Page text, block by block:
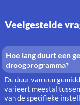
Veelgestelde
Hoe lang duurt een gemiddeld non-stop was-
droogprogramma?
De duur van een
varieert meestal
van de specifieke